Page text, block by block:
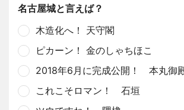
名古屋城と言えば？
木造化へ！ 天守閣
ピカーン！ 金のしゃちほこ
2018年6月に完成公開！ 本丸御
これこそロマン！ 石垣